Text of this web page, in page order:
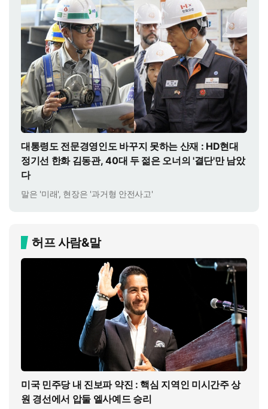
대통령도 전문경영인도 바꾸지 못하는 산재 : HD현대
정기선 한화 김동관, 40대 두 젊은 오너의 '결단'만 남았
다
말은 '미래', 현장은 '과거형 안전사고'
허프 사람&말
미국 민주당 내 진보파 약진 : 핵심 지역인 미시간주 상
원 경선에서 압둘 엘사예드 승리